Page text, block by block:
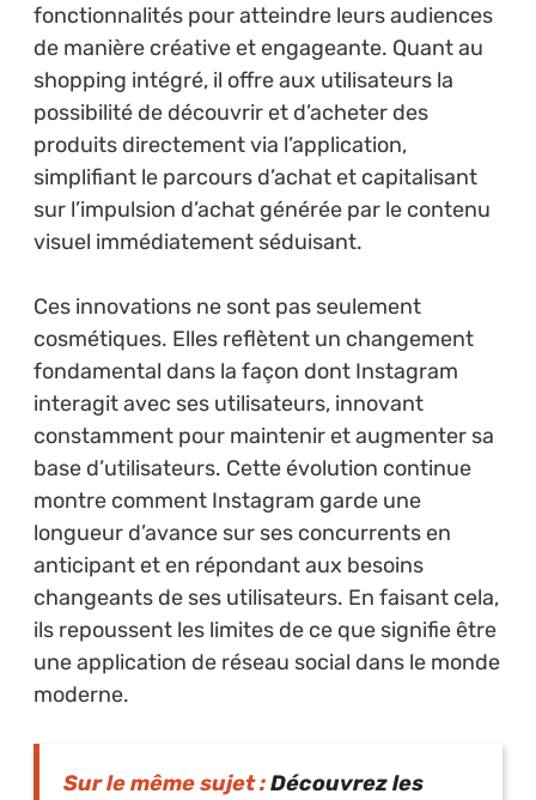
fonctionnalités pour atteindre leurs audiences
de manière créative et engageante. Quant au
shopping intégré, il offre aux utilisateurs la
possibilité de découvrir et d’acheter des
produits directement via l’application,
simplifiant le parcours d’achat et capitalisant
sur l’impulsion d’achat générée par le contenu
visuel immédiatement séduisant.
Ces innovations ne sont pas seulement
cosmétiques. Elles reflètent un changement
fondamental dans la façon dont Instagram
interagit avec ses utilisateurs, innovant
constamment pour maintenir et augmenter sa
base d’utilisateurs. Cette évolution continue
montre comment Instagram garde une
longueur d’avance sur ses concurrents en
anticipant et en répondant aux besoins
changeants de ses utilisateurs. En faisant cela,
ils repoussent les limites de ce que signifie être
une application de réseau social dans le monde
moderne.
Sur le même sujet :Découvrez les